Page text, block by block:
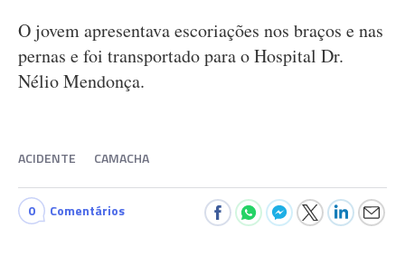
O jovem apresentava escoriações nos braços e nas
pernas e foi transportado para o Hospital Dr.
Nélio Mendonça.
ACIDENTE CAMACHA
0 Comentários